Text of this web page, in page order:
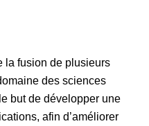
la fusion de plusieurs
des sciences
but de développer une
afin d’améliorer